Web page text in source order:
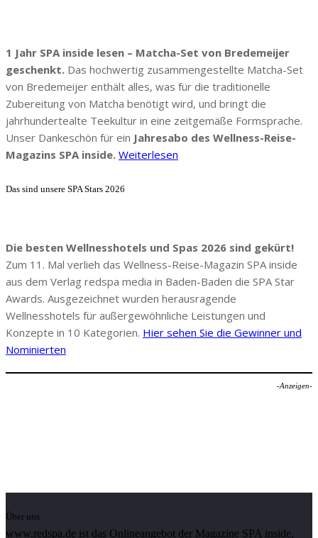
1 Jahr SPA inside lesen – Matcha-Set von Bredemeijer
geschenkt. Das hochwertig zusammengestellte Matcha-Set
von Bredemeijer enthält alles, was für die traditionelle
Zubereitung von Matcha benötigt wird, und bringt die
jahrhundertealte Teekultur in eine zeitgemäße Formsprache.
Unser Dankeschön für ein Jahresabo des Wellness-Reise-
Magazins SPA inside. Weiterlesen
Das sind unsere SPA Stars 2026
Die besten Wellnesshotels und Spas 2026 sind gekürt!
Zum 11. Mal verlieh das Wellness-Reise-Magazin SPA inside
aus dem Verlag redspa media in Baden-Baden die SPA Star
Awards. Ausgezeichnet wurden herausragende
Wellnesshotels für außergewöhnliche Leistungen und
Konzepte in 10 Kategorien. Hier sehen Sie die Gewinner und
Nominierten
-Anzeigen-
Über uns
www.redspa.de ist das Onlineangebot der Magazine SPA inside,